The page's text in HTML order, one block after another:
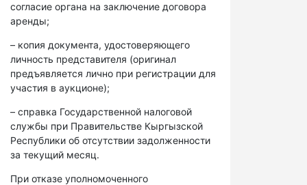
согласие органа на заключение договора
аренды;
– копия документа, удостоверяющего
личность представителя (оригинал
предъявляется лично при регистрации для
участия в аукционе);
– справка Государственной налоговой
службы при Правительстве Кыргызской
Республики об отсутствии задолженности
за текущий месяц.
При отказе уполномоченного